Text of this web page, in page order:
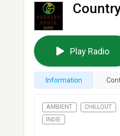
Play Radio
Information
AMBIENT CHILLOUT
INDIE